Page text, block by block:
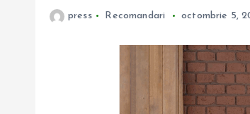
press Recomandari octombrie 5,